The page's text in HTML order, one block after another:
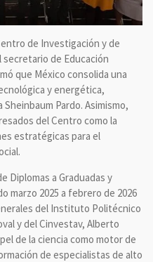
de Investigación y de
de Educación
que México consolida una
y energética,
Pardo. Asimismo,
del Centro como la
estratégicas para el
Diplomas a Graduadas y
marzo 2025 a febrero de 2026
del Instituto Politécnico
y del Cinvestav, Alberto
de la ciencia como motor de
de especialistas de alto